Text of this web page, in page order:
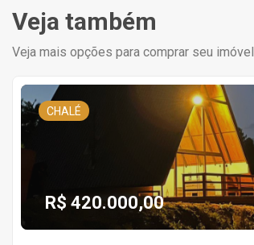
Veja também
Veja mais opções para comprar seu imóvel
CHALÉ
R$ 420.000,00